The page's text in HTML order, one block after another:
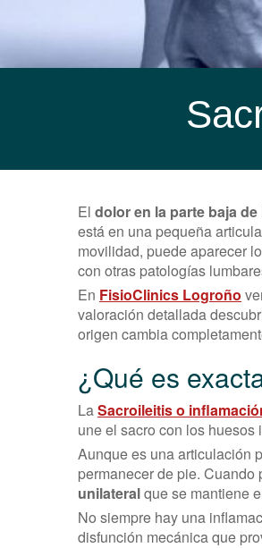
El dolor en la parte baja
está en una pequeña
movilidad, puede aparecer
con otras patologías
En FisioClinics Logroño
valoración detallada
origen cambia
¿Qué es
LaSacroileitis o
une el sacro con los huesos
Aunque es una articulación
permanecer de pie.
unilateralque se mantiene
No siempre hay una
disfunción mecánica que